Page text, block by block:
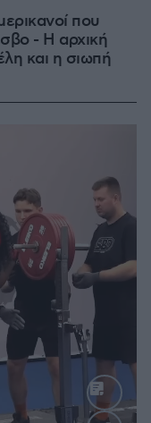
που
- Η αρχική
και η σιωπή